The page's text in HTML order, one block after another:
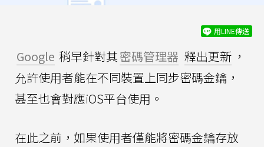
用LINE傳送
Google 稍早針對其密碼管理器 釋出更新 ，
允許使用者能在不同裝置上同步密碼金鑰，
甚至也會對應iOS平台使用。
在此之前，如果使用者僅能將密碼金鑰存放